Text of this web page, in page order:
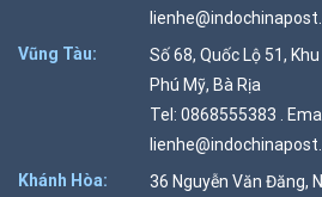
Vũng Tàu:
Số 68, Quốc Lộ 51,
Phú Mỹ, Bà Rịa
Tel: 0868555383 .
Khánh Hòa:
36 Nguyễn Văn Đăng,